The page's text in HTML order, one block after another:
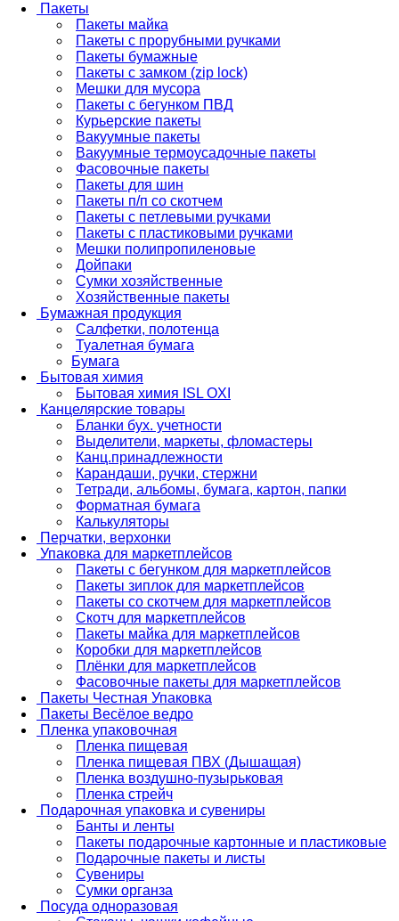
Пакеты
Пакеты майка
Пакеты с прорубными ручками
Пакеты бумажные
Пакеты с замком (zip lock)
Мешки для мусора
Пакеты с бегунком ПВД
Курьерские пакеты
Вакуумные пакеты
Вакуумные термоусадочные пакеты
Фасовочные пакеты
Пакеты для шин
Пакеты п/п со скотчем
Пакеты с петлевыми ручками
Пакеты с пластиковыми ручками
Мешки полипропиленовые
Дойпаки
Сумки хозяйственные
Хозяйственные пакеты
Бумажная продукция
Салфетки, полотенца
Туалетная бумага
Бумага
Бытовая химия
Бытовая химия ISL OXI
Канцелярские товары
Бланки бух. учетности
Выделители, маркеты, фломастеры
Канц.принадлежности
Карандаши, ручки, стержни
Тетради, альбомы, бумага, картон, папки
Форматная бумага
Калькуляторы
Перчатки, верхонки
Упаковка для маркетплейсов
Пакеты с бегунком для маркетплейсов
Пакеты зиплок для маркетплейсов
Пакеты со скотчем для маркетплейсов
Скотч для маркетплейсов
Пакеты майка для маркетплейсов
Коробки для маркетплейсов
Плёнки для маркетплейсов
Фасовочные пакеты для маркетплейсов
Пакеты Честная Упаковка
Пакеты Весёлое ведро
Пленка упаковочная
Пленка пищевая
Пленка пищевая ПВХ (Дышащая)
Пленка воздушно-пузырьковая
Пленка стрейч
Подарочная упаковка и сувениры
Банты и ленты
Пакеты подарочные картонные и пластиковые
Подарочные пакеты и листы
Сувениры
Сумки органза
Посуда одноразовая